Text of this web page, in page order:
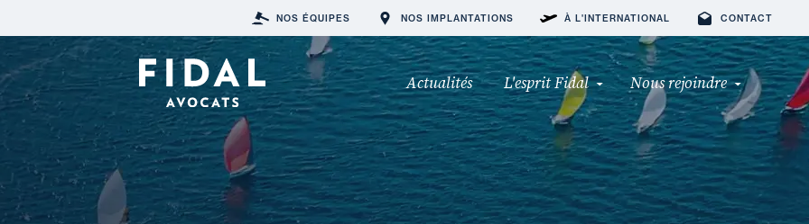
NOS ÉQUIPES NOS IMPLANTATIONS À L'INTERNATIONAL CONTACT
Actualités L'esprit Fidal Nous rejoindre